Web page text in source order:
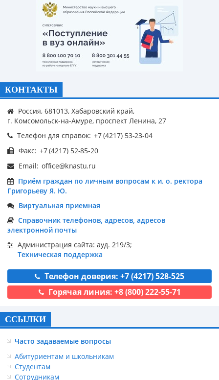
КОНТАКТЫ
Россия, 681013, Хабаровский край,
г. Комсомольск-на-Амуре, проспект Ленина, 27
Телефон для справок:
Факс:
Email:
Приём граждан по личным вопросам к и. о. ректора
Григорьеву Я. Ю.
Виртуальная приемная
Справочник телефонов, адресов, адресов
электронной почты
Администрация сайта: ауд. 219/3;
Техническая поддержка
Телефон доверия: +7 (4217) 528-525
Горячая линия: +8 (800) 222-55-71
ССЫЛКИ
Часто задаваемые вопросы
Абитуриентам и школьникам
Студентам
Сотрудникам